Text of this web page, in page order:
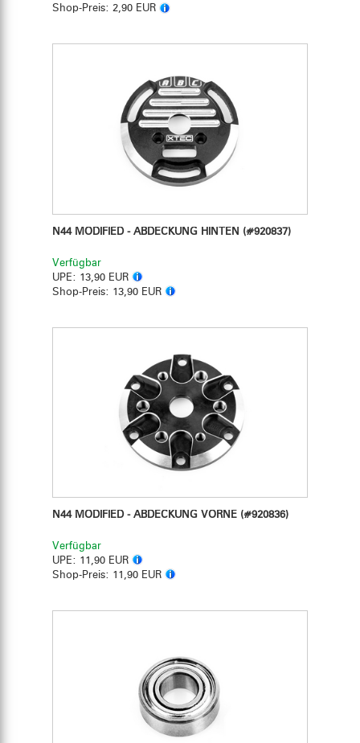
Shop-Preis: 2,90 EUR
N44 MODIFIED - ABDECKUNG HINTEN (#920837)
Verfügbar
UPE: 13,90 EUR
Shop-Preis: 13,90 EUR
N44 MODIFIED - ABDECKUNG VORNE (#920836)
Verfügbar
UPE: 11,90 EUR
Shop-Preis: 11,90 EUR